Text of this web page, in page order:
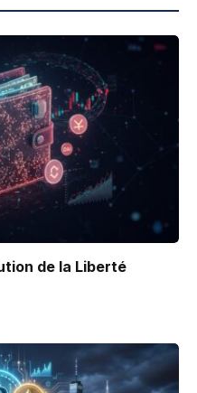
de la Liberté